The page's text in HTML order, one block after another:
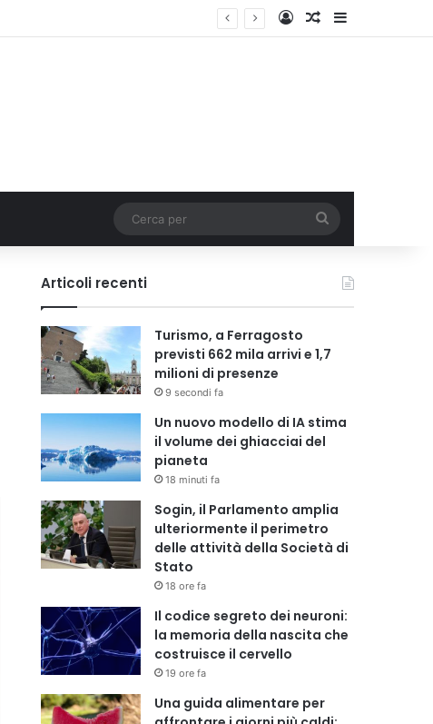
AccediUn articolo a
per
Articoli recenti
Turismo, a Ferragosto
previsti 662 mila arrivi e 1,7
milioni di presenze
9 secondi fa
Un nuovo modello di IA stima
il volume dei ghiacciai del
pianeta
18 minuti fa
Sogin, il Parlamento amplia
ulteriormente il perimetro
delle attività della Società di
Stato
18 ore fa
Il codice segreto dei neuroni:
la memoria della nascita che
costruisce il cervello
19 ore fa
Una guida alimentare per